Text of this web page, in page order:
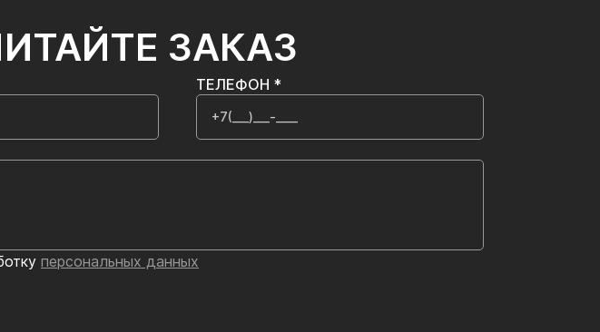
ЗАКАЗ
ТЕЛЕФОН *
персональных данных